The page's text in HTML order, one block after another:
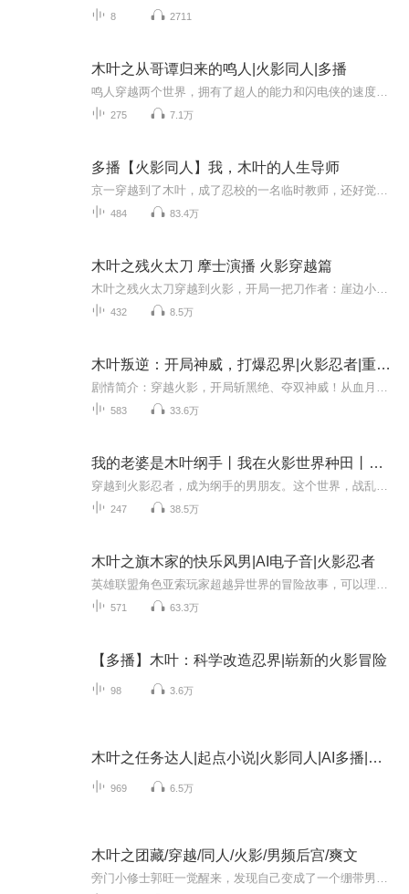
8 2711
木叶之从哥谭归来的鸣人|火影同人|多播
275 7.1万
多播【火影同人】我，木叶的人生导师
484 83.4万
木叶之残火太刀 摩士演播 火影穿越篇
432 8.5万
木叶叛逆：开局神威，打爆忍界|火影忍者|重生复仇爽文|VIP免费
583 33.6万
我的老婆是木叶纲手丨我在火影世界种田丨狗粮文
247 38.5万
木叶之旗木家的快乐风男|AI电子音|火影忍者
571 63.3万
【多播】木叶：科学改造忍界|崭新的火影冒险
98 3.6万
木叶之任务达人|起点小说|火影同人|AI多播|少年|历险|重生|任务
969 6.5万
木叶之团藏/穿越/同人/火影/男频后宫/爽文